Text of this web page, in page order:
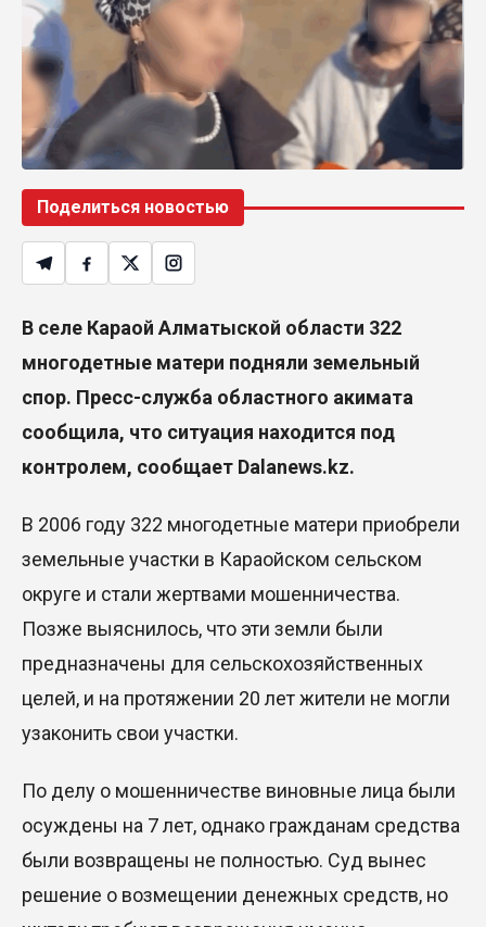
Поделиться новостью
В селе Караой Алматыской области 322
многодетные матери подняли земельный
спор. Пресс-служба областного акимата
сообщила, что ситуация находится под
контролем, сообщает Dalanews.kz.
В 2006 году 322 многодетные матери приобрели
земельные участки в Караойском сельском
округе и стали жертвами мошенничества.
Позже выяснилось, что эти земли были
предназначены для сельскохозяйственных
целей, и на протяжении 20 лет жители не могли
узаконить свои участки.
По делу о мошенничестве виновные лица были
осуждены на 7 лет, однако гражданам средства
были возвращены не полностью. Суд вынес
решение о возмещении денежных средств, но